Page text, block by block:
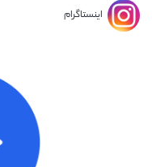
اینستاگرام